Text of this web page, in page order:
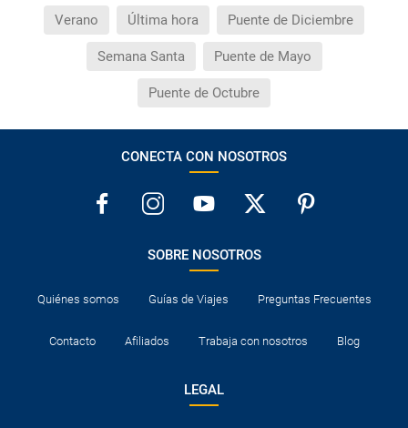
Verano Última hora Puente de Diciembre
Semana Santa Puente de Mayo
Puente de Octubre
CONECTA CON NOSOTROS
SOBRE NOSOTROS
Quiénes somos Guías de Viajes Preguntas Frecuentes
Contacto Afiliados Trabaja con nosotros Blog
LEGAL